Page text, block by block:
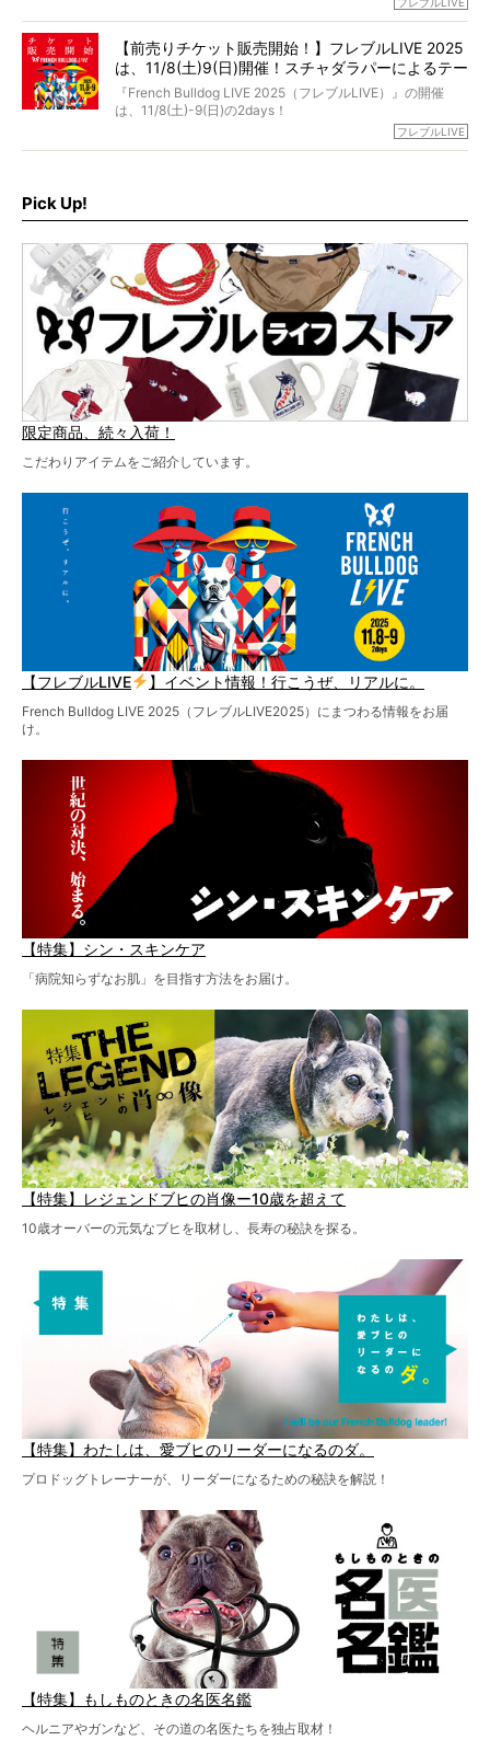
day1の司会はフレブルラバーのロッチさん。day2の音楽フ
ェスには世代ど真ん中のPUFFYが出演するなど、例年以上
に豪華なラインナップ。
北は北海道、南は鹿児島県から。全国のフレンチブルドッ
グが一堂に会した「フレブルLIVE2024」の模様を、詳しく
【前売りチケット販売開始！】フレブルLIVE 2025
は、11/8(土)9(日)開催！スチャダラパーによるテー
マソング制作も決定
『French Bulldog LIVE 2025（フレブルLIVE）』の開催
は、11/8(土)-9(日)の2days！
お得な前売りチケット、いよいよ販売スタートです！
ど、内容盛りだくさんでお送りしていますので、最後まで
お見逃しなく！
フレブルLIVE
Pick Up!
限定商品、続々入荷！
こだわりアイテムをご紹介しています。
【フレブルLIVE 】イベント情報！行こうぜ、リアルに。
French Bulldog LIVE 2025（フレブルLIVE2025）にまつわる情報をお届
け。
【特集】シン・スキンケア
「病院知らずなお肌」を目指す方法をお届け。
【特集】レジェンドブヒの肖像ー10歳を超えて
10歳オーバーの元気なブヒを取材し、長寿の秘訣を探る。
【特集】わたしは、愛ブヒのリーダーになるのダ。
プロドッグトレーナーが、リーダーになるための秘訣を解説！
【特集】もしものときの名医名鑑
ヘルニアやガンなど、その道の名医たちを独占取材！